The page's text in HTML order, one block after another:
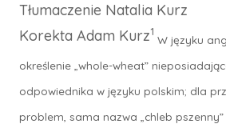
Tłumaczenie Natalia Kurz
Korekta Adam Kurz1
W języku
określenie „whole-wheat”
odpowiednika w języku polskim; dla
problem, sama nazwa „chleb